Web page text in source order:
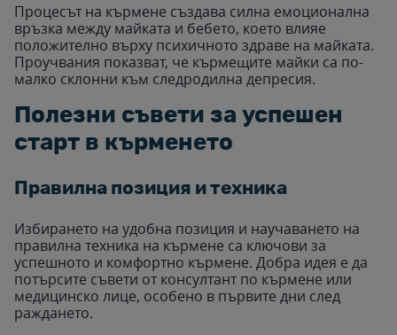
Процесът на кърмене създава силна емоционална
връзка между майката и бебето, което влияе
положително върху психичното здраве на майката.
Проучвания показват, че кърмещите майки са по-
малко склонни към следродилна депресия.
Полезни съвети за успешен
старт в кърменето
Правилна позиция и техника
Избирането на удобна позиция и научаването на
правилна техника на кърмене са ключови за
успешното и комфортно кърмене. Добра идея е да
потърсите съвети от консултант по кърмене или
медицинско лице, особено в първите дни след
раждането.